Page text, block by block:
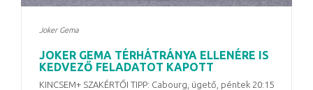
Joker Gema
JOKER GEMA TÉRHÁTRÁNYA ELLENÉRE IS
KEDVEZŐ FELADATOT KAPOTT
KINCSEM+ SZAKÉRTŐI TIPP: Cabourg, ügető, péntek 20:15